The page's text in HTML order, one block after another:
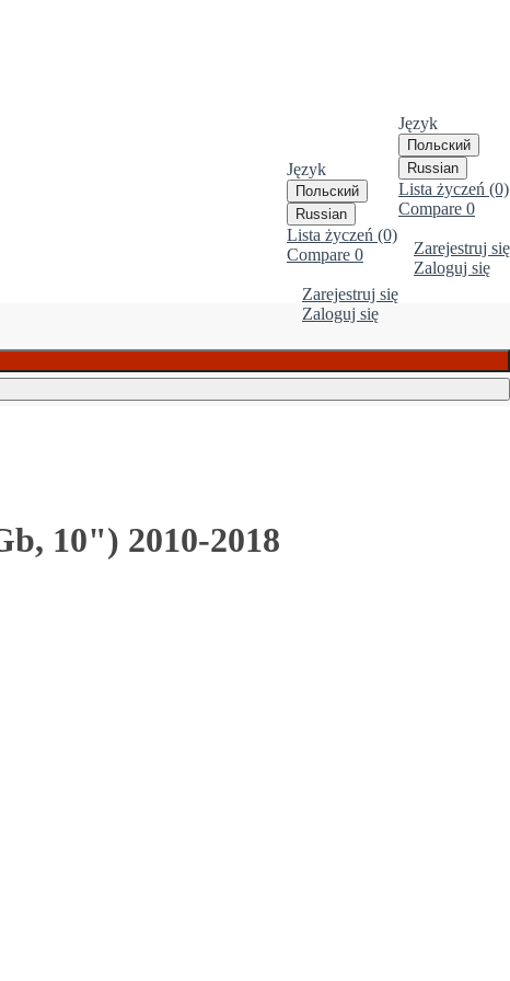
Język
Польский
Russian
Lista życzeń (0)
Compare 0
Zarejestruj się
Zaloguj się
Język
Польский
Russian
Lista życzeń (0)
Compare 0
Zarejestruj się
Zaloguj się
10") 2010-2018